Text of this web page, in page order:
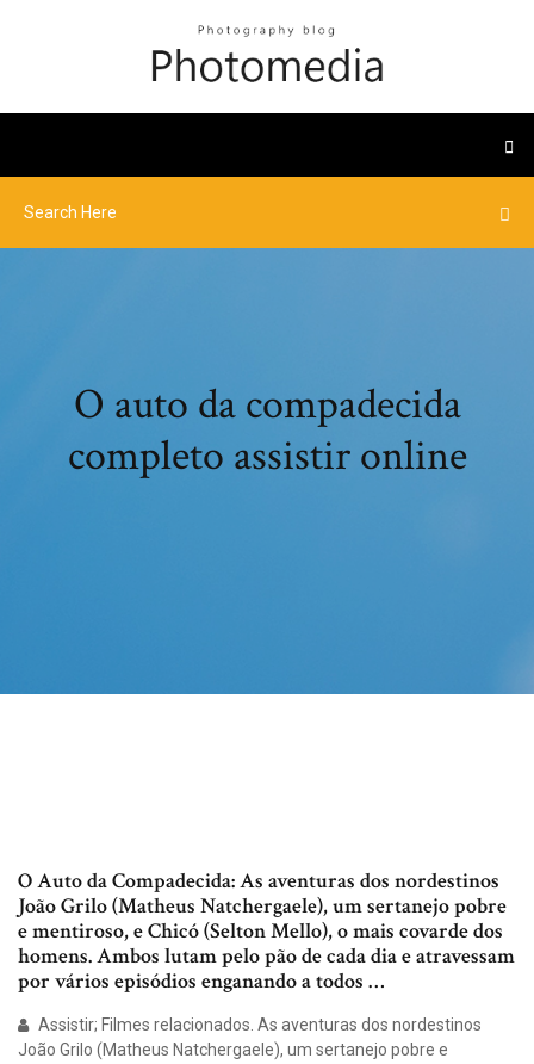
O auto da compadecida
completo assistir online
O Auto da Compadecida: As aventuras dos nordestinos
João Grilo (Matheus Natchergaele), um sertanejo pobre
e mentiroso, e Chicó (Selton Mello), o mais covarde dos
homens. Ambos lutam pelo pão de cada dia e atravessam
por vários episódios enganando a todos …
Assistir; Filmes relacionados. As aventuras dos nordestinos
João Grilo (Matheus Natchergaele), um sertanejo pobre e